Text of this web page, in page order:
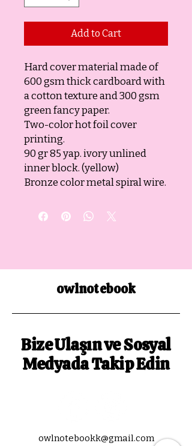
Add to Cart
Hard cover material made of
600 gsm thick cardboard with
a cotton texture and 300 gsm
green fancy paper.
Two-color hot foil cover
printing.
90 gr 85 yap. ivory unlined
inner block. (yellow)
Bronze color metal spiral wire.
owlnotebook
Bize Ulaşın ve Sosyal
Medyada Takip Edin
owlnotebookk@gmail.com